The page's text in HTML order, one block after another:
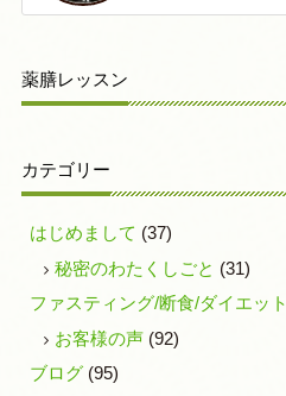
薬膳レッスン
カテゴリー
はじめまして (37)
秘密のわたくしごと (31)
ファスティング/断食/ダイエット
お客様の声 (92)
ブログ (95)